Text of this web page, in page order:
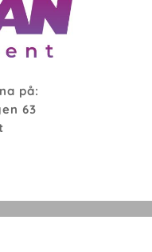
på:
63